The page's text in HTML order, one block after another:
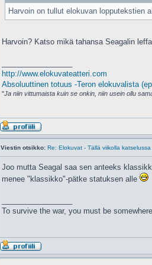
Harvoin on tullut elokuvan
Harvoin? Katso mikä tahansa Seagalin
http://www.elokuvateatteri.com
Absoluuttinen totuus -Teron elokuvalista
"Ja niin vittumaista kuin se onkin, niin usein ollu
Viestin otsikko: Re: Elokuvat - Tällä viikolla katselussa
Joo mutta Seagal saa sen anteeks
menee "klassikko"-pätke statuksen alle
To survive the war, you must be